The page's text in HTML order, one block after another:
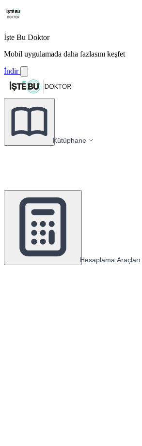
İşte Bu Doktor
Mobil uygulamada daha fazlasını keşfet
İndir
Kütüphane
Hesaplama Araçları